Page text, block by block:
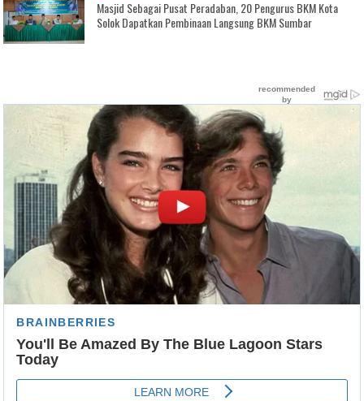
Masjid Sebagai Pusat Peradaban, 20 Pengurus BKM Kota
Solok Dapatkan Pembinaan Langsung BKM Sumbar